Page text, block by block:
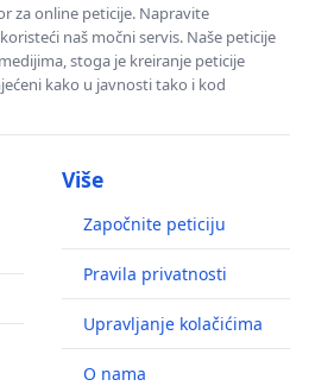
za online peticije. Napravite
naš močni servis. Naše peticije
stoga je kreiranje peticije
kako u javnosti tako i kod
Više
Započnite peticiju
Pravila privatnosti
Upravljanje kolačićima
O nama